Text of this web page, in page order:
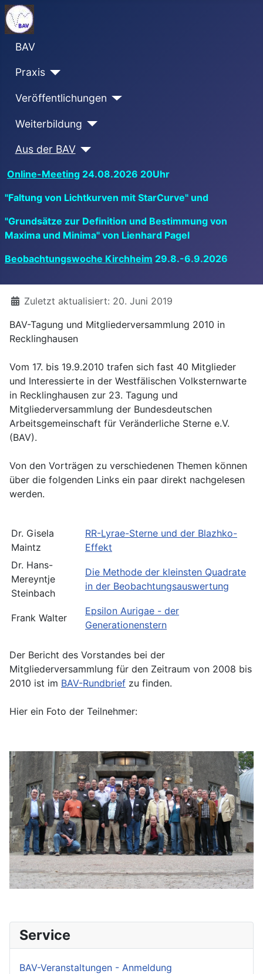
BAV
Praxis
Veröffentlichungen
Weiterbildung
Aus der BAV
Online-Meeting 24.08.2026 20Uhr
"Faltung von Lichtkurven mit StarCurve" und
"Grundsätze zur Definition und Bestimmung von
Maxima und Minima" von Lienhard Pagel
Beobachtungswoche Kirchheim 29.8.-6.9.2026
DetailsZuletzt aktualisiert: 20. Juni 2019
BAV-Tagung und Mitgliederversammlung 2010 in
Recklinghausen
Vom 17. bis 19.9.2010 trafen sich fast 40 Mitglieder
und Interessierte in der Westfälischen Volksternwarte
in Recklinghausen zur 23. Tagung und
Mitgliederversammlung der Bundesdeutschen
Arbeitsgemeinschaft für Veränderliche Sterne e.V.
(BAV).
Von den Vorträgen zu verschiedenen Themen können
über die folgenden Links ein paar direkt nachgelesen
werden.
Dr. Gisela
Maintz
RR-Lyrae-Sterne und der Blazhko-
Effekt
Dr. Hans-
Mereyntje
Steinbach
Die Methode der kleinsten Quadrate
in der Beobachtungsauswertung
Frank Walter
Epsilon Aurigae - der
Generationenstern
Der Bericht des Vorstandes bei der
Mitgliederversammlung für den Zeitraum von 2008 bis
2010 ist im BAV-Rundbrief zu finden.
Hier ein Foto der Teilnehmer:
Service
BAV-Veranstaltungen - Anmeldung